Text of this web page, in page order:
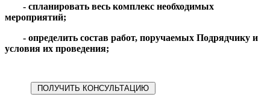
- спланировать весь комплекс необходимых
мероприятий;
- определить состав работ, поручаемых Подрядчику и
условия их проведения;